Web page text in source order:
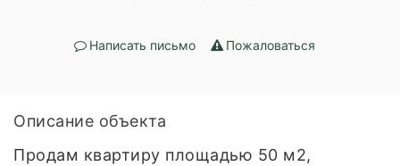
Написать письмо Пожаловаться
Описание объекта
Продам квартиру площадью 50 м2,